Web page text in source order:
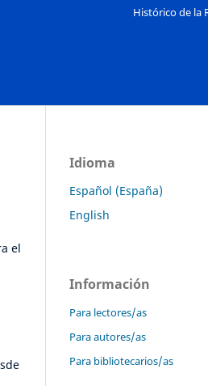
Histórico de la
el
Idioma
Español (España)
English
Información
Para lectores/as
Para autores/as
Para bibliotecarios/as